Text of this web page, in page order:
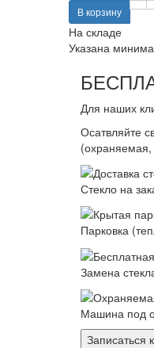
В корзину
На складе
Указана
Для наших
Осатвляйте
(охраняемая,
Стекло на
Парковка
Замена
Машина под
Записаться